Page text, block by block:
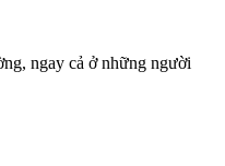
ngay cả ở những người